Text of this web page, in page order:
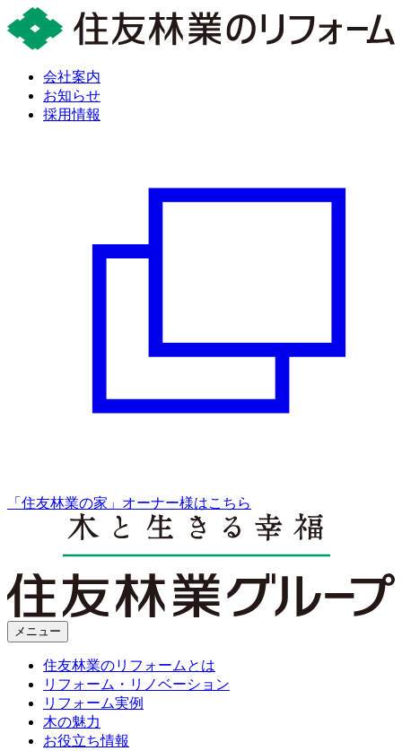
会社案内
お知らせ
採用情報
「住友林業の家」オーナー様はこちら
メニュー
住友林業のリフォームとは
リフォーム・リノベーション
リフォーム実例
木の魅力
お役立ち情報